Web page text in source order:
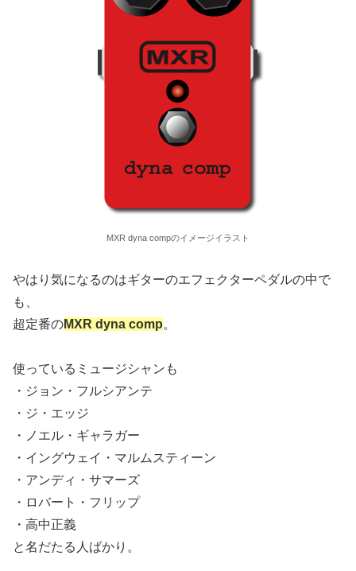
MXR dyna compのイメージイラスト
やはり気になるのはギターのエフェクターペダルの中で
も、
超定番のMXR dyna comp。
使っているミュージシャンも
・ジョン・フルシアンテ
・ジ・エッジ
・ノエル・ギャラガー
・イングウェイ・マルムスティーン
・アンディ・サマーズ
・ロバート・フリップ
・高中正義
と名だたる人ばかり。